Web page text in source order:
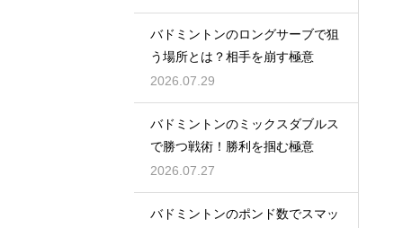
バドミントンのロングサーブで狙
う場所とは？相手を崩す極意
2026.07.29
バドミントンのミックスダブルス
で勝つ戦術！勝利を掴む極意
2026.07.27
バドミントンのポンド数でスマッ